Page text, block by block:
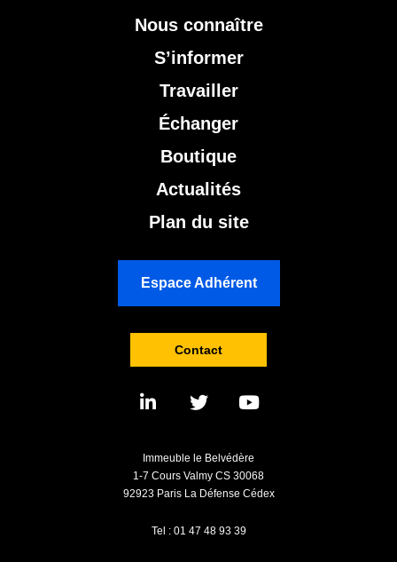
Nous connaître
S’informer
Travailler
Échanger
Boutique
Actualités
Plan du site
Espace Adhérent
Contact
Immeuble le Belvédère
1-7 Cours Valmy CS 30068
92923 Paris La Défense Cédex
Tel : 01 47 48 93 39